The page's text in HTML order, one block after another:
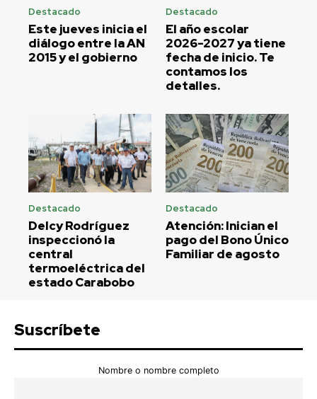
Destacado
Este jueves inicia el
diálogo entre la AN
2015 y el gobierno
Destacado
El año escolar
2026-2027 ya tiene
fecha de inicio. Te
contamos los
detalles.
Destacado
Delcy Rodríguez
inspeccionó la
central
termoeléctrica del
estado Carabobo
Destacado
Atención: Inician el
pago del Bono Único
Familiar de agosto
Suscríbete
Nombre o nombre completo